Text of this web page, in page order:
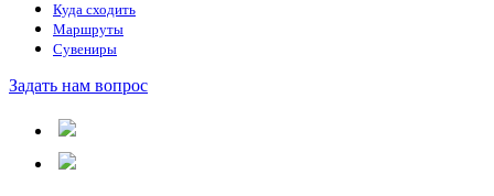
Куда сходить
Маршруты
Сувениры
Задать нам вопрос